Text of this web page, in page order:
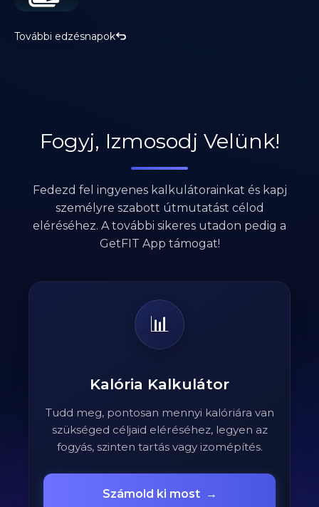
További edzésnapok
Fogyj, Izmosodj Velünk!
Fedezd fel ingyenes kalkulátorainkat és kapj
személyre szabott útmutatást célod
eléréséhez. A további sikeres utadon pedig a
GetFIT App támogat!
📊
Kalória Kalkulátor
Tudd meg, pontosan mennyi kalóriára van
szükséged céljaid eléréséhez, legyen az
fogyás, szinten tartás vagy izomépítés.
Számold ki most →